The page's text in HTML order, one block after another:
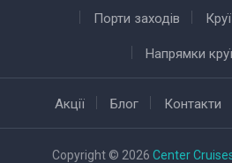
Порти заходів
Напрямки
Акції Блог Контакти
Copyright © 2026 Center